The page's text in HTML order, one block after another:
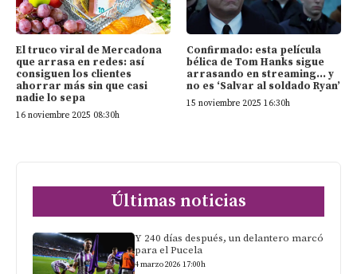
El truco viral de Mercadona
que arrasa en redes: así
consiguen los clientes
ahorrar más sin que casi
nadie lo sepa
16 noviembre 2025 08:30h
Confirmado: esta película
bélica de Tom Hanks sigue
arrasando en streaming… y
no es ‘Salvar al soldado Ryan’
15 noviembre 2025 16:30h
Últimas noticias
Y 240 días después, un delantero marcó
para el Pucela
4 marzo 2026 17:00h